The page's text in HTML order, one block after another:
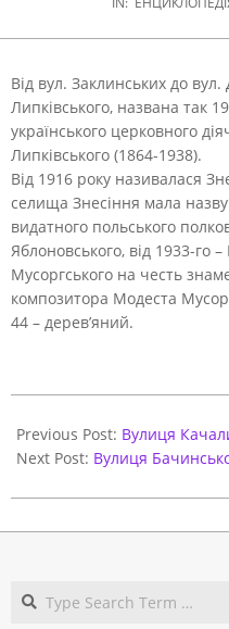
Від вул. Заклинських до
Липківського, названа так
українського церковного
Липківського (1864-1938).
Від 1916 року називалася
селища Знесіння мала
видатного польського
Яблоновського, від 1933-го
Мусоргського на честь
композитора Модеста
44 – дерев’яний.
05-
31
Previous Post: Вулиця
Next Post: Вулиця